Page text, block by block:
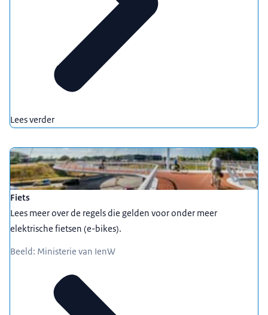
Lees verder
Fiets
Lees meer over de regels die gelden voor onder meer
elektrische fietsen (e-bikes).
Beeld: Ministerie van IenW